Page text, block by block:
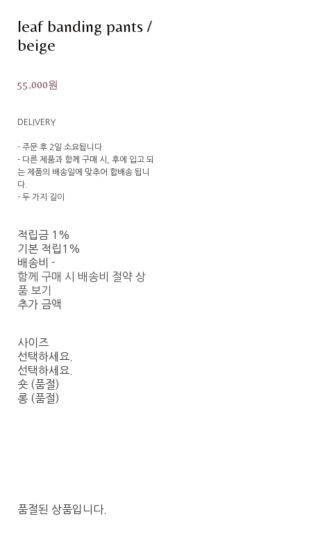
leaf banding pants /
beige
55,000원
DELIVERY
- 주문 후 2일 소요됩니다
- 다른 제품과 함께 구매 시, 후에 입고 되
는 제품의 배송일에 맞추어 합배송 됩니
다.
- 두 가지 길이
적립금 1%
기본 적립 1%
배송비 -
함께 구매 시 배송비 절약 상
품 보기
추가 금액
사이즈
선택하세요.
선택하세요.
숏 (품절)
롱 (품절)
품절된 상품입니다.